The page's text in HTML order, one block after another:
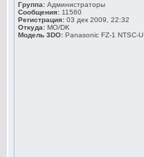
Группа: Администраторы
Сообщения: 11560
Регистрация: 03 дек 2009, 22:32
Откуда: MO/DK
Модель 3DO: Panasonic FZ-1 NTSC-U